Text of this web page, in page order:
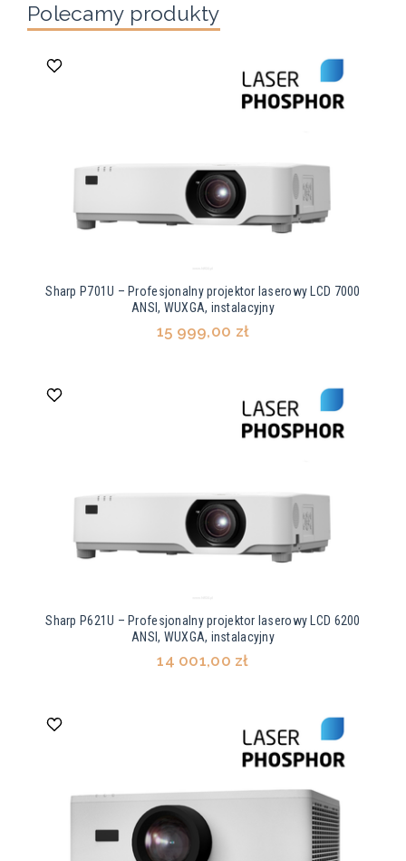
Polecamy produkty
Sharp P701U – Profesjonalny projektor laserowy LCD 7000
ANSI, WUXGA, instalacyjny
15 999,00 zł
Sharp P621U – Profesjonalny projektor laserowy LCD 6200
ANSI, WUXGA, instalacyjny
14 001,00 zł